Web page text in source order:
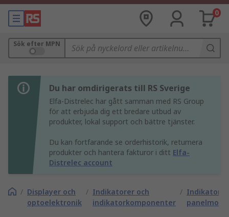
0
Sök efter MPN
Du har omdirigerats till RS Sverige
Elfa-Distrelec har gått samman med RS Group
för att erbjuda dig ett bredare utbud av
produkter, lokal support och bättre tjänster.
Du kan fortfarande se orderhistorik, returnera
produkter och hantera fakturor i ditt Elfa-
Distrelec account
/ Displayer och
optoelektronik
/ Indikatorer och
indikatorkomponenter
/